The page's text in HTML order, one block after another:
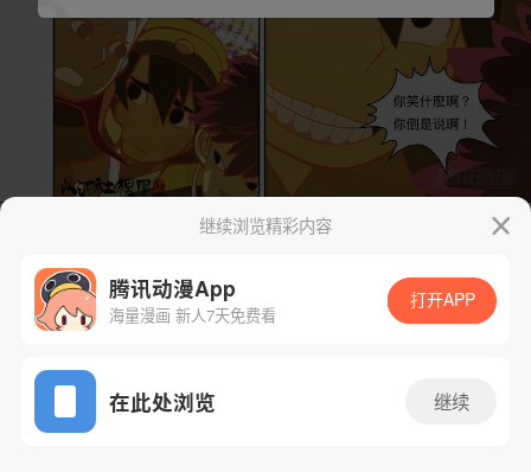
App免费看
下一话
继续浏览精彩内容
腾讯动漫App
海量漫画 新人7天免费看
打开APP
在此处浏览 继续